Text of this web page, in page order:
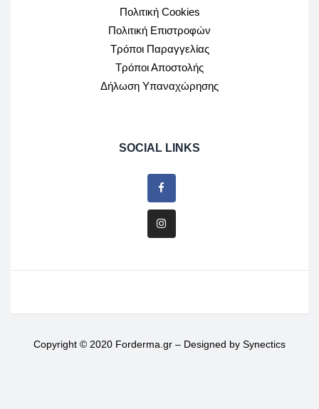
Πολιτική Cookies
Πολιτική Επιστροφών
Τρόποι Παραγγελίας
Τρόποι Αποστολής
Δήλωση Υπαναχώρησης
SOCIAL LINKS
Copyright © 2020 Forderma.gr – Designed by Synectics